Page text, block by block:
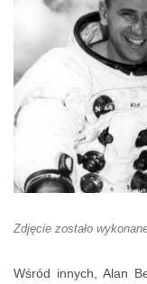
Zdjęcie zostało
Wśród innych, Alan